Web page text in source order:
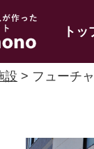
る人
nara
トッ
設 > フューチ